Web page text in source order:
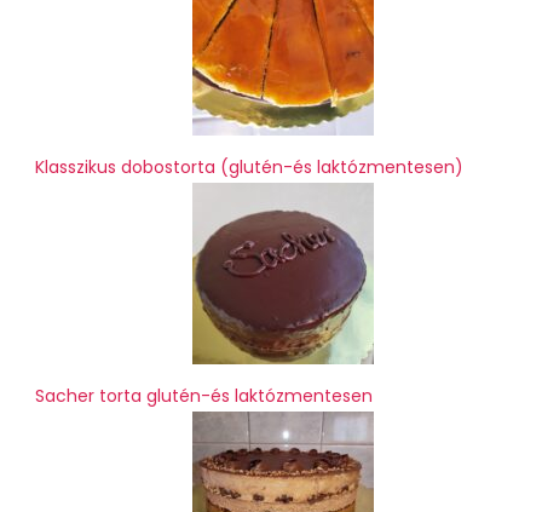
Klasszikus dobostorta (glutén-és laktózmentesen)
Sacher torta glutén-és laktózmentesen